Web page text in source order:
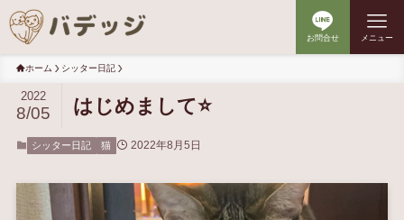
お問合せ メニュー
ホーム シッター日記
はじめまして⭐️
2022
8/05
シッター日記 猫 2022年8月5日